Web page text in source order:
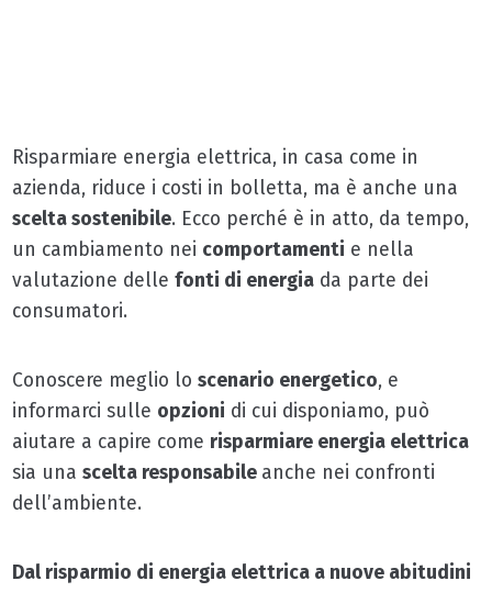
Risparmiare energia elettrica, in casa come in
azienda, riduce i costi in bolletta, ma è anche una
scelta sostenibile. Ecco perché è in atto, da tempo,
un cambiamento nei comportamenti e nella
valutazione delle fonti di energiada parte dei
consumatori.
Conoscere meglio lo scenario energetico, e
informarci sulle opzioni di cui disponiamo, può
aiutare a capire come risparmiare energia elettrica
sia una scelta responsabile anche nei confronti
dell’ambiente.
Dal risparmio di energia elettrica a nuove abitudini